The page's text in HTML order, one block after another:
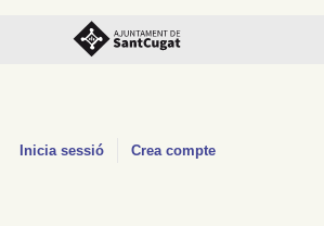
Inicia sessió Crea compte